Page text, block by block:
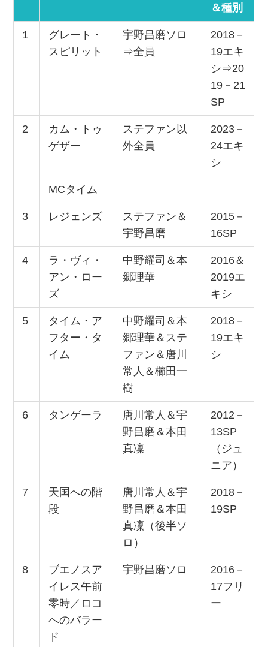
＆種別
1
グレート・
スピリット
宇野昌磨ソロ
⇒全員
2018－
19エキ
シ⇒20
19－21
SP
2
カム・トゥ
ゲザー
ステファン以
外全員
2023－
24エキ
シ
MCタイム
3 レジェンズ
ステファン＆
宇野昌磨
2015－
16SP
4
ラ・ヴィ・
アン・ロー
ズ
中野耀司＆本
郷理華
2016＆
2019エ
キシ
5
タイム・ア
フター・タ
イム
中野耀司＆本
郷理華＆ステ
ファン＆唐川
常人＆櫛田一
樹
2018－
19エキ
シ
6 タンゲーラ
唐川常人＆宇
野昌磨＆本田
真凜
2012－
13SP
（ジュ
ニア）
7
天国への階
段
唐川常人＆宇
野昌磨＆本田
真凜（後半ソ
ロ）
2018－
19SP
8
ブエノスア
イレス午前
零時／ロコ
へのバラー
ド
宇野昌磨ソロ
2016－
17フリ
ー